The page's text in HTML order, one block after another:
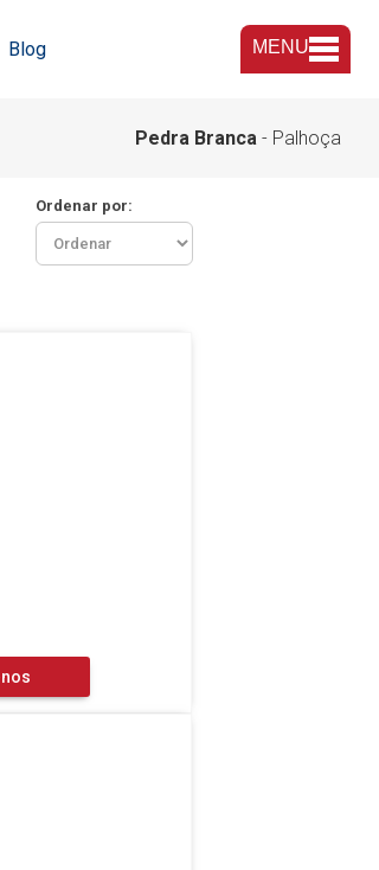
Blog MENU
Trabalhe Conosco
Pedra Branca - Palhoça
Ordenar por: